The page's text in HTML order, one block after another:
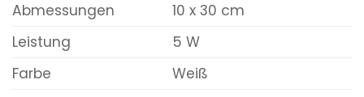
Abmessungen
10 x 30 cm
Leistung
5 W
Farbe
Weiß